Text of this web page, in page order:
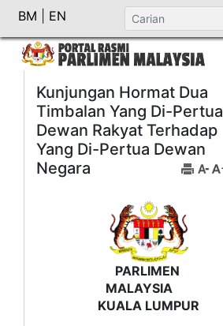
BM EN
Kunjungan Hormat Dua
Timbalan Yang Di-Pertua
Dewan Rakyat Terhadap
Yang Di-Pertua Dewan
Negara
PARLIMEN
MALAYSIA
KUALA LUMPUR